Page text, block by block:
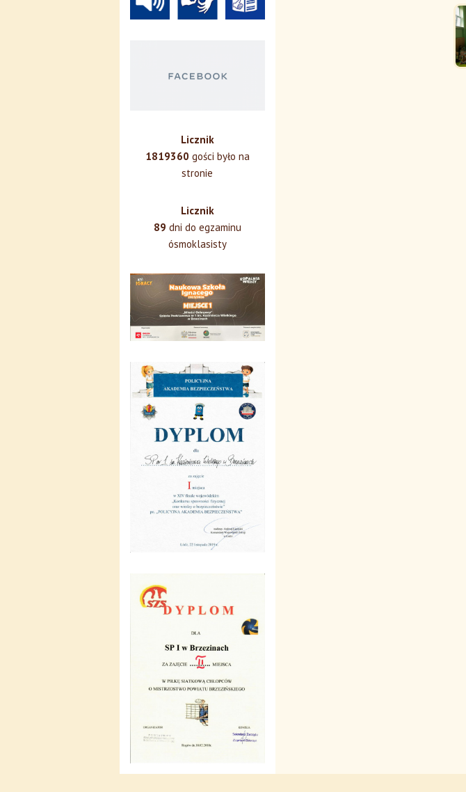
Licznik
1819360 gości było na
stronie
Licznik
89 dni do egzaminu
ósmoklasisty